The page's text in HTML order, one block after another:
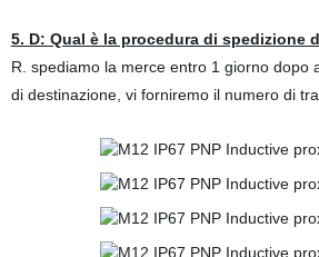
5. D: Qual è la procedura di spedizione
R. spediamo la merce entro 1 giorno
di destinazione, vi forniremo il numero di